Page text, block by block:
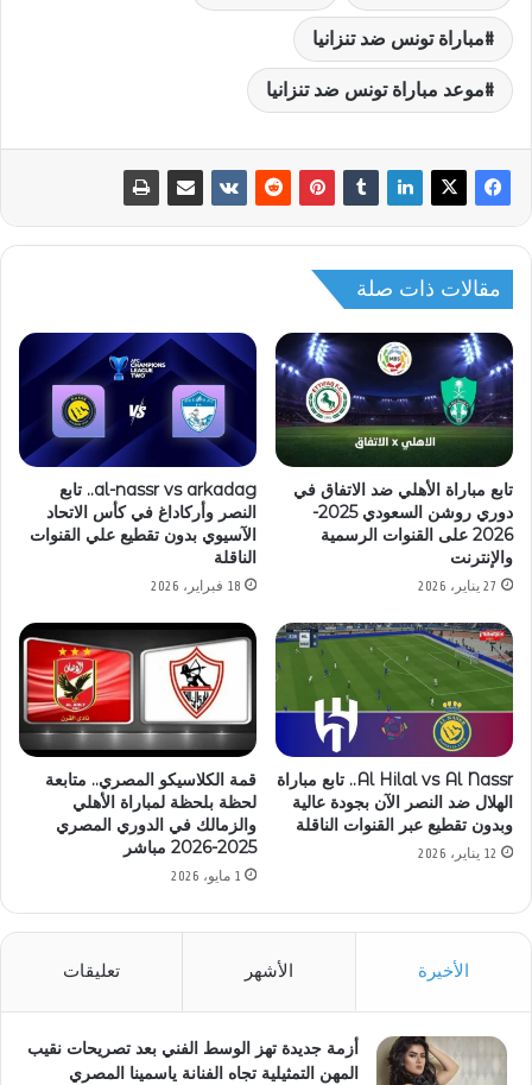
مباراة تونس ضد تنزانيا
موعد مباراة تونس ضد تنزانيا
مقالات ذات صلة
تابع مباراة الأهلي ضد الاتفاق في
دوري روشن السعودي 2025-
2026 على القنوات الرسمية
والإنترنت
27 يناير، 2026
al-nassr vs arkadag.. تابع
النصر وأركاداغ في كأس الاتحاد
الآسيوي بدون تقطيع علي القنوات
الناقلة
18 فبراير، 2026
Al Hilal vs Al Nassr.. تابع مباراة
الهلال ضد النصر الآن بجودة عالية
وبدون تقطيع عبر القنوات الناقلة
12 يناير، 2026
قمة الكلاسيكو المصري.. متابعة
لحظة بلحظة لمباراة الأهلي
والزمالك في الدوري المصري
2025-2026 مباشر
1 مايو، 2026
الأخيرة الأشهر تعليقات
أزمة جديدة تهز الوسط الفني بعد تصريحات نقيب
المهن التمثيلية تجاه الفنانة ياسمينا المصري